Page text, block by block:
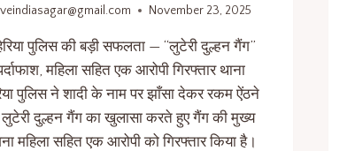
November 23, 2025
पुलिस की बड़ी सफलता — “लुटेरी दुल्हन गैंग”
महिला सहित एक आरोपी गिरफ्तार थाना
पुलिस ने शादी के नाम पर झाँसा देकर रकम ऐंठने
लुटेरी दुल्हन गैंग का खुलासा करते हुए गैंग की मुख्य
महिला सहित एक आरोपी को गिरफ्तार किया है।